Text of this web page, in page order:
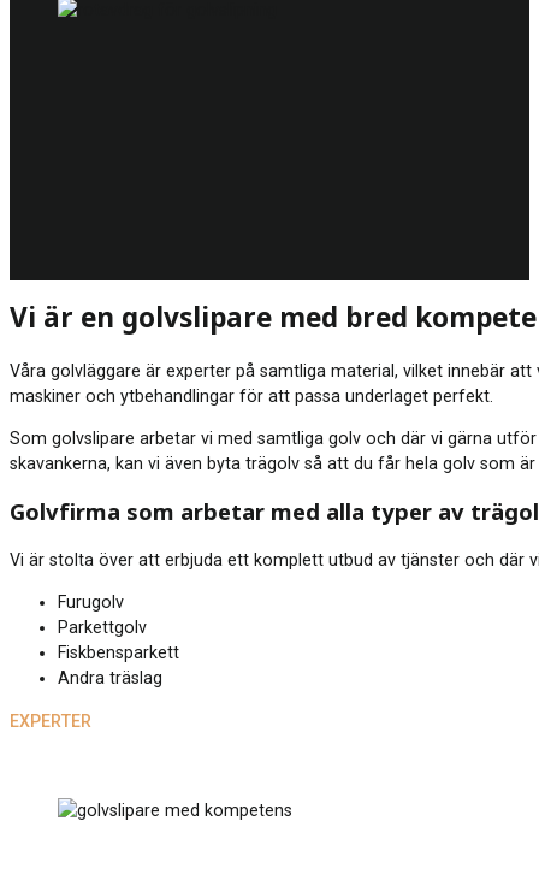
Vi är en golvslipare med bred
Våra golvläggare är experter på samtliga material, vilket innebär
maskiner och ytbehandlingar för att passa underlaget perfekt.
Som golvslipare arbetar vi med samtliga golv och där vi gärna
skavankerna, kan vi även byta trägolv så att du får hela golv som
Golvfirma som arbetar med alla typer av
Vi är stolta över att erbjuda ett komplett utbud av tjänster och där
Furugolv
Parkettgolv
Fiskbensparkett
Andra träslag
EXPERTER